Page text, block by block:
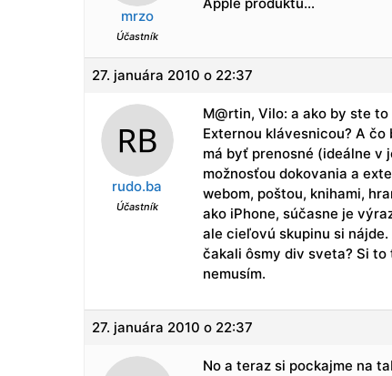
mrzo
Účastník
27. januára 2010 o 22:37
rudo.ba
Účastník
M@rtin, Vilo: a ako by ste
Externou klávesnicou? A
má byť prenosné (ideálne v
možnosťou dokovania a
webom, poštou, knihami,
ako iPhone, súčasne je
ale cieľovú skupinu si
čakali ôsmy div sveta? Si to
nemusím.
27. januára 2010 o 22:37
No a teraz si pockajme na